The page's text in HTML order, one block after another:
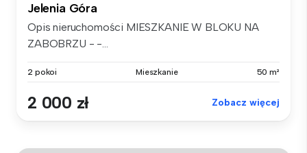
Jelenia Góra
Opis nieruchomości MIESZKANIE W BLOKU NA
ZABOBRZU - -...
2 pokoi Mieszkanie 50 m²
2 000 zł Zobacz więcej